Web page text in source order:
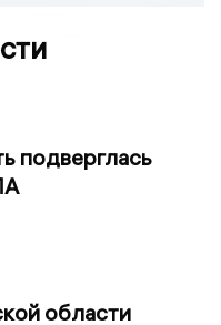
подверглась
области